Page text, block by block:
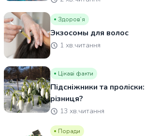
Здоровʼя
Экзосомы для волос
1 хв.читання
Цікаві факти
Підсніжники та
різниця?
13 хв.читання
Поради